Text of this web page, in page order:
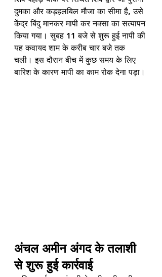
दुमका और कड़हलबिल मौजा का सीमा है, उसे
केंद्र बिंदु मानकर मापी कर नक्सा का सत्यापन
किया गया। सुबह 11 बजे से शुरू हुई नापी की
यह कवायद शाम के करीब चार बजे तक
चली। इस दौरान बीच में कुछ समय के लिए
बारिश के कारण मापी का काम रोक देना पड़ा।
अंचल अमीन अंगद के तलाशी
से शुरू हुई कार्रवाई